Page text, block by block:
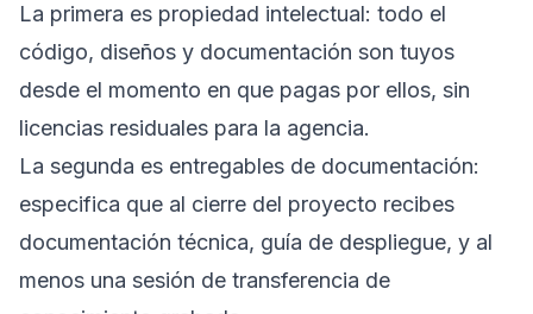
La primera es propiedad intelectual: todo el
código, diseños y documentación son tuyos
desde el momento en que pagas por ellos, sin
licencias residuales para la agencia.
La segunda es entregables de documentación:
especifica que al cierre del proyecto recibes
documentación técnica, guía de despliegue, y al
menos una sesión de transferencia de